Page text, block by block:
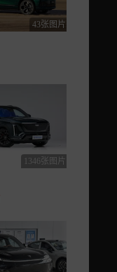
43张图片
1346张图片